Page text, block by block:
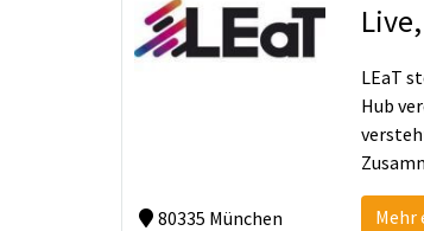
80335 München
LEaT
Hub
Mehr